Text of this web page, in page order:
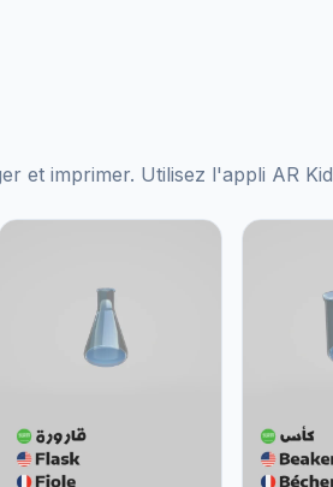
et imprimer. Utilisez l'appli AR